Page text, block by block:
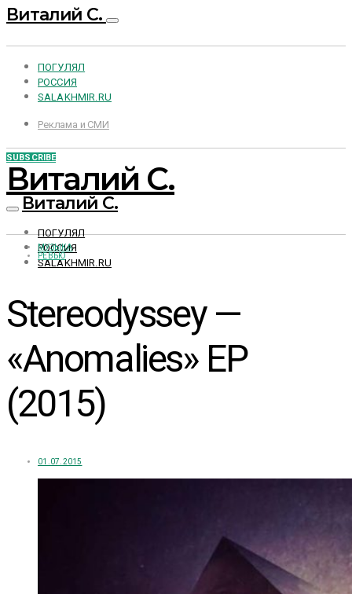
Виталий С.
ПОГУЛЯЛ
РОССИЯ
SALAKHMIR.RU
Реклама и СМИ
SUBSCRIBE
Виталий С.
Виталий С.
ПОГУЛЯЛ
РОССИЯ
SALAKHMIR.RU
МУЗЫКА
РЕВЬЮ
Stereodyssey —
«Anomalies» EP
(2015)
01.07.2015